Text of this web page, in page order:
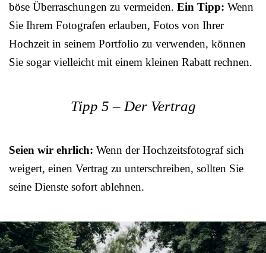
böse Überraschungen zu vermeiden. Ein Tipp: Wenn
Sie Ihrem Fotografen erlauben, Fotos von Ihrer
Hochzeit in seinem Portfolio zu verwenden, können
Sie sogar vielleicht mit einem kleinen Rabatt rechnen.
Tipp 5 – Der Vertrag
Seien wir ehrlich: Wenn der Hochzeitsfotograf sich
weigert, einen Vertrag zu unterschreiben, sollten Sie
seine Dienste sofort ablehnen.